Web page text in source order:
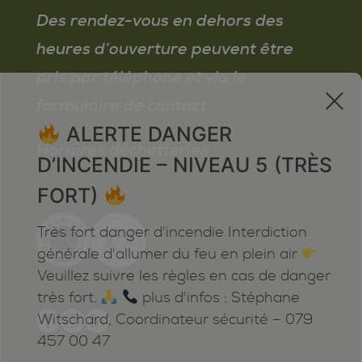
Des rendez-vous en dehors des
heures d’ouverture peuvent être
pris par téléphone et via le
Horaires déchetteries
x
ALERTE DANGER
D’INCENDIE – NIVEAU 5 (TRÈS
FORT)
Très fort danger d'incendie Interdiction
générale d'allumer du feu en plein air
Veuillez suivre les règles en cas de danger
très fort.
plus d'infos : Stéphane
Witschard, Coordinateur sécurité – 079
457 00 47